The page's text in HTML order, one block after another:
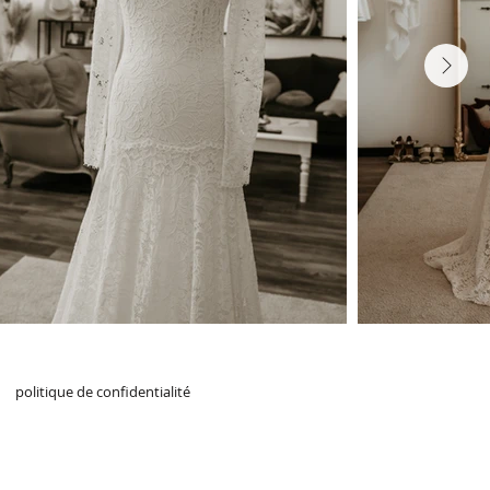
Next
politique de confidentialité